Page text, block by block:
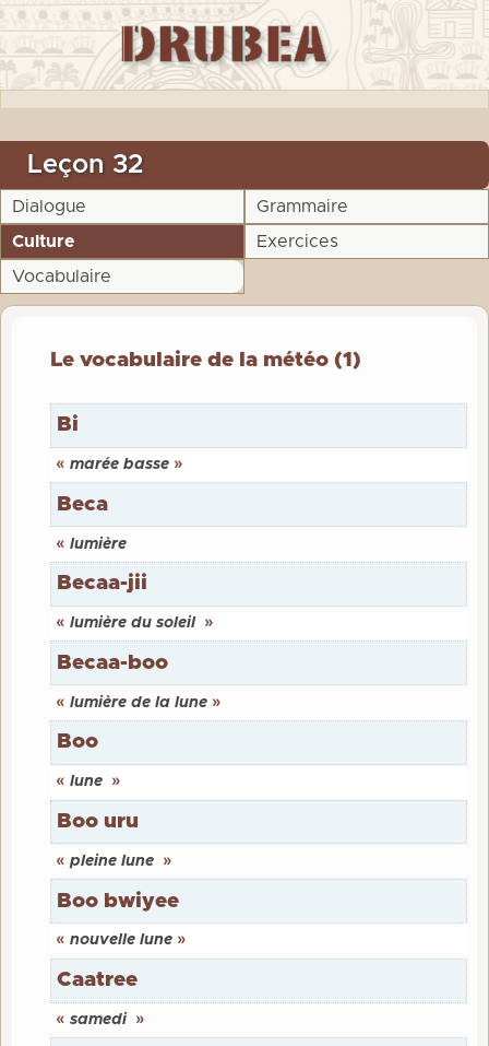
Leçon 32
Dialogue
Grammaire
Culture
Exercices
Vocabulaire
Le vocabulaire de la météo (1)
Bi
«marée basse »
Beca
«lumière
Becaa-jii
«lumière du soleil »
Becaa-boo
«lumière de la lune »
Boo
«lune »
Boo uru
«pleine lune »
Boo bwiyee
«nouvelle lune »
Caatree
«samedi »